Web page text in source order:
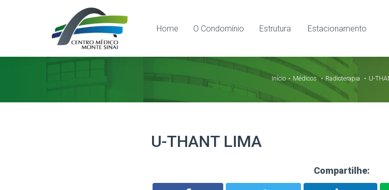
Home O Condomínio Estrutura Estacionamento
Início Médicos Radioterapia U-
U-THANT LIMA
Compartilhe: